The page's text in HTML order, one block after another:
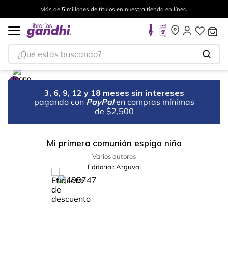
Más de 5 millones de títulos en nuestra tienda en línea.
¿Qué estás buscando?
3, 6, 9, 12 y 18 meses sin intereses
pagando con PayPal en compras mínimas
de $2,500
Mi primera comunión espiga niño
Varios autores
Editorial: Arguval
-33%